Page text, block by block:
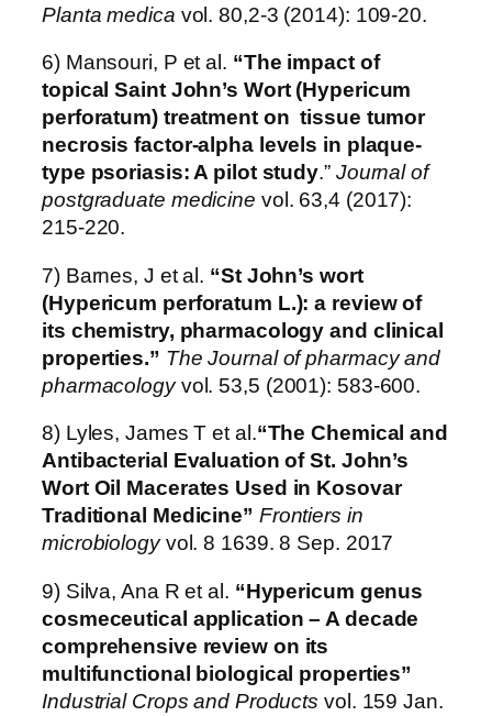
Planta medica vol. 80,2-3 (2014): 109-20.
6) Mansouri, P et al. “The impact of
topical Saint John’s Wort (Hypericum
perforatum) treatment on tissue tumor
necrosis factor-alpha levels in plaque-
type psoriasis: A pilot study.” Journal of
postgraduate medicine vol. 63,4 (2017):
215-220.
7) Barnes, J et al. “St John’s wort
(Hypericum perforatum L.): a review of
its chemistry, pharmacology and clinical
properties.” The Journal of pharmacy and
pharmacologyvol. 53,5 (2001): 583-600.
8) Lyles, James T et al.“The Chemical and
Antibacterial Evaluation of St. John’s
Wort Oil Macerates Used in Kosovar
Traditional Medicine” Frontiers in
microbiologyvol. 8 1639. 8 Sep. 2017
9) Silva, Ana R et al. “Hypericum genus
cosmeceutical application – A decade
comprehensive review on its
multifunctional biological properties”
Industrial Crops and Products vol. 159 Jan.